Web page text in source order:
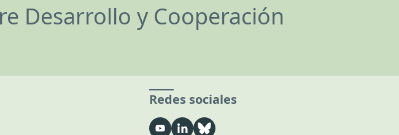
Desarrollo y Cooperación
Redes sociales